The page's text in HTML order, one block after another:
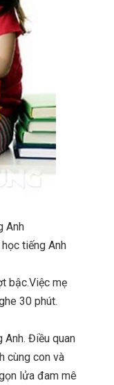
Anh
tiếng Anh
bậc.Việc mẹ
30 phút.
Anh. Điều quan
cùng con và
lửa đam mê